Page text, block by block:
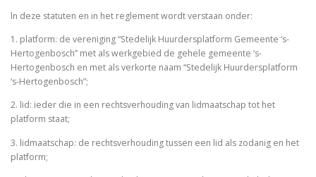
ln deze statuten en in het reglement wordt verstaan onder:
1. platform: de vereniging “Stedelijk Huurdersplatform Gemeente ‘s-
Hertogenbosch” met als werkgebied de gehele gemeente ‘s-
Hertogenbosch en met als verkorte naam “Stedelijk Huurdersplatform
‘s-Hertogenbosch”;
2. lid: ieder die in een rechtsverhouding van lidmaatschap tot het
platform staat;
3. lidmaatschap: de rechtsverhouding tussen een lid als zodanig en het
platform;